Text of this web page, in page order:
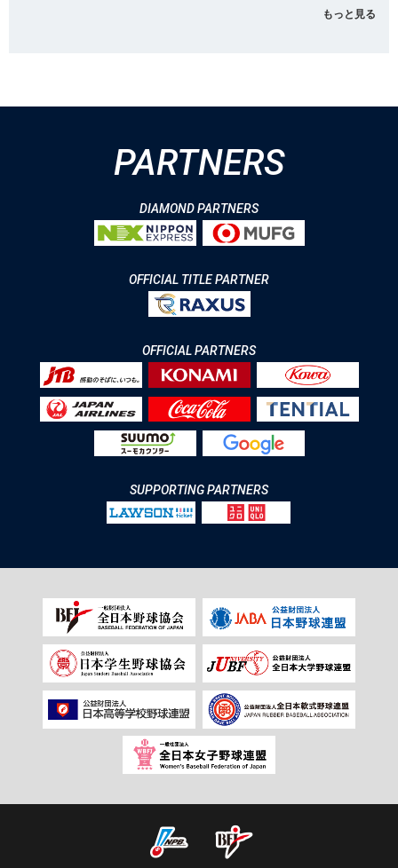
もっと見る
PARTNERS
DIAMOND PARTNERS
OFFICIAL TITLE PARTNER
OFFICIAL PARTNERS
SUPPORTING PARTNERS